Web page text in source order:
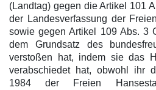
(Landtag) gegen die Artikel 101
der Landesverfassung der
sowie gegen Artikel 109 Abs. 3
dem Grundsatz des
verstoßen hat, indem sie das
verabschiedet hat, obwohl ihr
1984 der Freien